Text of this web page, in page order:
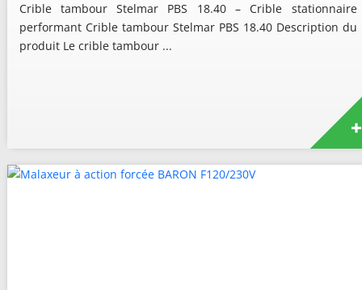
Crible tambour Stelmar PBS 18.40 – Crible stationnaire
performant Crible tambour Stelmar PBS 18.40 Description du
produit Le crible tambour ...